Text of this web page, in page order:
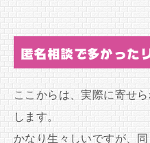
匿名相談で多かった
ここからは、実際に寄せ
します。
かなり生々しいですが、